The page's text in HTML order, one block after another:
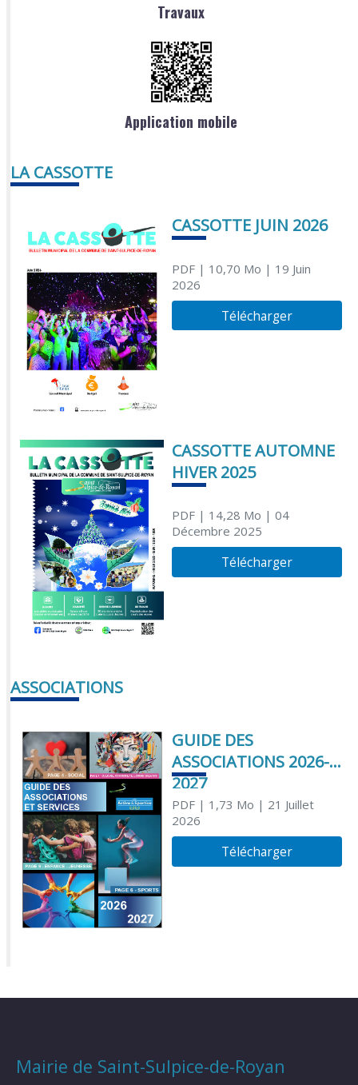
Travaux
Application mobile
LA CASSOTTE
CASSOTTE JUIN 2026
PDF| 10,70 Mo | 19 Juin
2026
Télécharger
CASSOTTE AUTOMNE
HIVER 2025
PDF| 14,28 Mo | 04
Décembre 2025
Télécharger
ASSOCIATIONS
GUIDE DES
ASSOCIATIONS 2026-
2027
PDF| 1,73 Mo | 21 Juillet
2026
Télécharger
Mairie de Saint-Sulpice-de-Royan